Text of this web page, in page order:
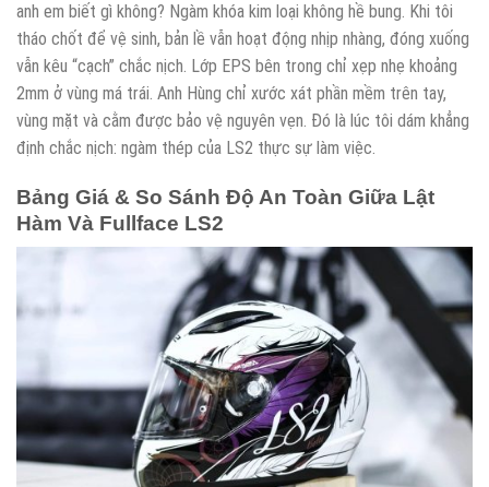
anh em biết gì không? Ngàm khóa kim loại không hề bung. Khi tôi
tháo chốt để vệ sinh, bản lề vẫn hoạt động nhịp nhàng, đóng xuống
vẫn kêu “cạch” chắc nịch. Lớp EPS bên trong chỉ xẹp nhẹ khoảng
2mm ở vùng má trái. Anh Hùng chỉ xước xát phần mềm trên tay,
vùng mặt và cằm được bảo vệ nguyên vẹn. Đó là lúc tôi dám khẳng
định chắc nịch: ngàm thép của LS2 thực sự làm việc.
Bảng Giá & So Sánh Độ An Toàn Giữa Lật
Hàm Và Fullface LS2